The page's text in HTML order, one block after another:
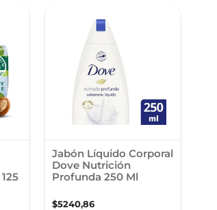
Jabón Líquido Corporal
Dove Nutrición
Profunda 250 Ml
$5240,86